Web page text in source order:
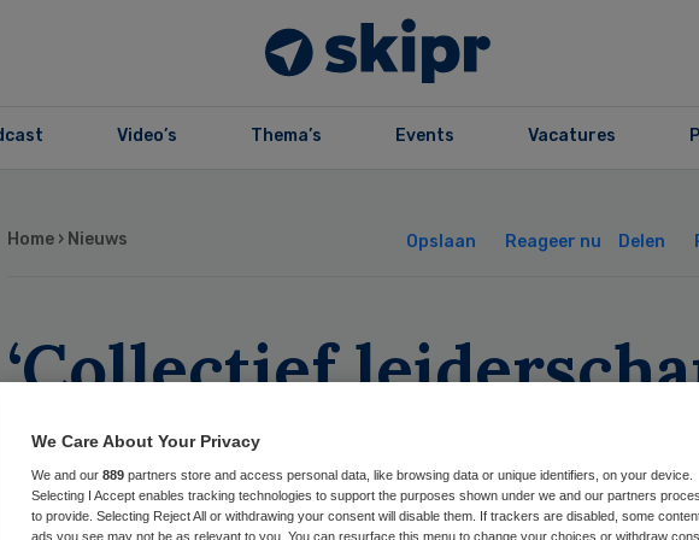
Video’s Thema’s Events Vacatures
Home › Nieuws Opslaan Reageer nu Delen
‘Collectief
is de toekomst’
We Care About Your Privacy
We and our 889 partners store and access personal data, like browsing data or unique identifiers, on your device.
Selecting I Accept enables tracking technologies to support the purposes shown under we and our partners
to provide. Selecting Reject All or withdrawing your consent will disable them. If trackers are disabled, some
ads you see may not be as relevant to you. You can resurface this menu to change your choices or withdraw